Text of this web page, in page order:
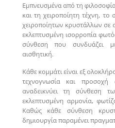
Εμπνευσμένα από τη
και τη χειροποίητη τέχνη,
χειροποίητων κρυστάλλων σε
εκλεπτυσμένη ισορροπία
σύνθεση που συνδυάζει
αισθητική.
Κάθε κομμάτι είναι εξ
τεχνογνωσία και προσοχή
αναδεικνύει τη σύνθεση
εκλεπτυσμένη αρμονία,
Καθώς κάθε σύνθεση
δημιουργία παραμένει